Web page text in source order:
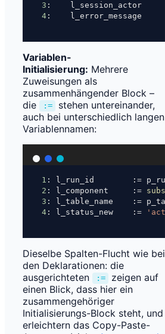
3 :
4 :
Variablen-
Initialisierung: Mehrere
Zuweisungen als
zusammenhängender Block –
die
:=
stehen untereinander,
auch bei unterschiedlich langen
Variablennamen:
1 : l_run_id        : =
2 : l_component     : =
3 : l_table_name    : =
4 : l_status_new    : =
Dieselbe Spalten-Flucht wie bei
den Deklarationen: die
ausgerichteten
:=
zeigen auf
einen Blick, dass hier ein
zusammengehöriger
Initialisierungs-Block steht, und
erleichtern das Copy-Paste-